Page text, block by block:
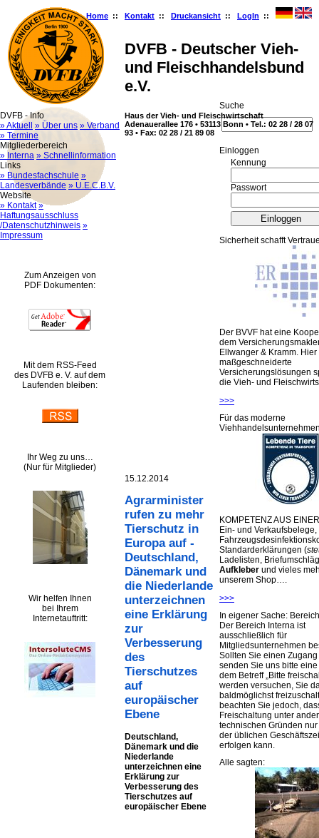
Home :: Kontakt :: Druckansicht :: LogIn ::
DVFB - Deutscher Vieh-
und Fleischhandelsbund
e.V.
Haus der Vieh- und Fleischwirtschaft
Adenauerallee 176 • 53113 Bonn • Tel.: 02 28 / 28 07
93 • Fax: 02 28 / 21 89 08
DVFB - Info
» Aktuell
» Über uns » Verband
» Termine
Mitgliederbereich
» Interna » Schnellinformation
Links
» Bundesfachschule »
Landesverbände » U.E.C.B.V.
Website
» Kontakt »
Haftungsausschluss
/Datenschutzhinweis »
Impressum
Zum Anzeigen von
PDF Dokumenten:
Mit dem RSS-Feed
des DVFB e. V. auf dem
Laufenden bleiben:
Ihr Weg zu uns…
(Nur für Mitglieder)
Wir helfen Ihnen
bei Ihrem
Internetauftritt:
15.12.2014
Agrarminister
rufen zu mehr
Tierschutz in
Europa auf -
Deutschland,
Dänemark und
die Niederlande
unterzeichnen
eine Erklärung
zur
Verbesserung
des
Tierschutzes
auf
europäischer
Ebene
Deutschland,
Dänemark und die
Niederlande
unterzeichnen eine
Erklärung zur
Verbesserung des
Tierschutzes auf
europäischer Ebene
Suche
Ein­log­gen
Kennung
Passwort
Sicherheit schafft
Der BVVF hat eine
dem
Ellwanger & Kramm.
maßgeschneiderte
Versicherungslösungen
die Vieh- und
>>>
Für das moderne
KOMPETENZ AUS
Ein- und Verkaufsbelege,
Standarderklärungen (
Ladelisten,
Aufkleber und vieles
unserem Shop….
>>>
In eigener Sache:
Der Bereich Interna ist
ausschließlich für
Mitgliedsunternehmen
Sollten Sie einen
senden Sie uns bitte
dem Betreff „Bitte
werden versuchen, Sie
baldmöglichst
beachten Sie jedoch,
Freischaltung unter
technischen Gründen
der üblichen
erfolgen kann.
Alle sagten: